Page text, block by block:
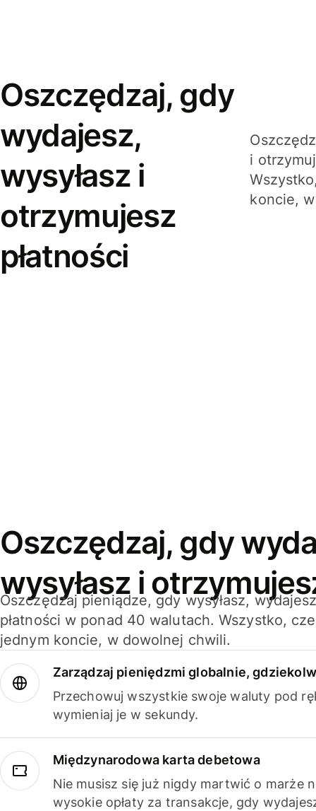
Oszczędzaj, gdy
wydajesz,
wysyłasz i
otrzymujesz
płatności
i
koncie,
Oszczędzaj, gdy
wysyłasz i
Oszczędzaj pieniądze, gdy wysyłasz,
płatności w ponad 40 walutach. Wszystko,
jednym koncie, w dowolnej chwili.
Zarządzaj pieniędzmi globalnie,
Przechowuj wszystkie swoje waluty pod
wymieniaj je w sekundy.
Międzynarodowa karta debetowa
Nie musisz się już nigdy martwić o marże
wysokie opłaty za transakcje, gdy